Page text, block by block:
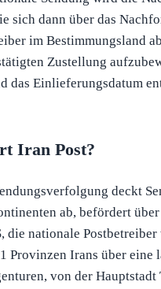
sich dann über das
im Bestimmungsland
Zustellung
das Einlieferungsdatum
Iran Post?
deckt
ab, befördert über
die nationale
Provinzen Irans über eine
von der Hauptstadt